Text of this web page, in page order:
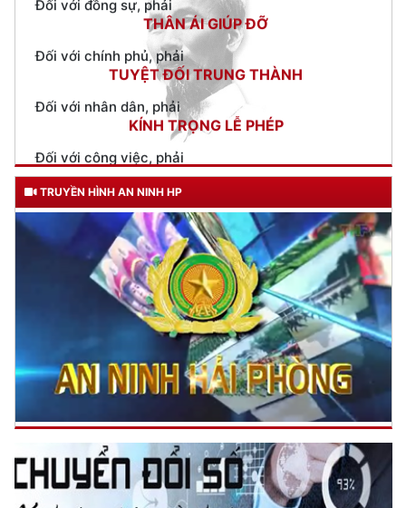
Lãnh đạo CATP thăm, chúc mừng Bộ Tư lệnh Hải quân và Bộ
Tư lệnh Vùng Cảnh sát biển 1 (22/12/2025 17:27)